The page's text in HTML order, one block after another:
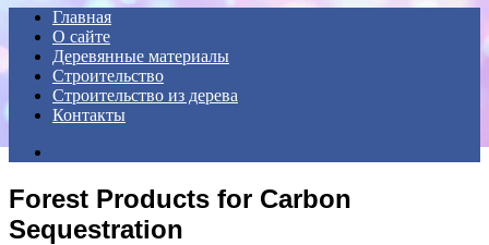
Главная
О сайте
Деревянные материалы
Строительство
Строительство из дерева
Контакты
Forest Products for Carbon
Sequestration